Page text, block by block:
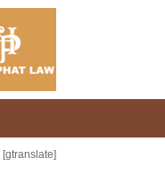
[gtranslate]